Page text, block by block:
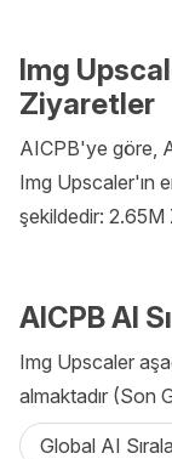
Img
Ziyaretler
AICPB'ye göre,
Img Upscaler'ın
şekildedir:
AICPB AI
Img Upscaler
almaktadır (Son
Global AI